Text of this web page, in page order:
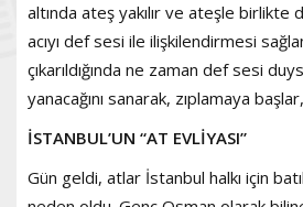
altında ateş yakılır ve ateşle birlikte
acıyı def sesi ile ilişkilendirmesi
çıkarıldığında ne zaman def sesi
yanacağını sanarak, zıplamaya
İSTANBUL’UN “AT EVLİYASI”
Gün geldi, atlar İstanbul halkı için